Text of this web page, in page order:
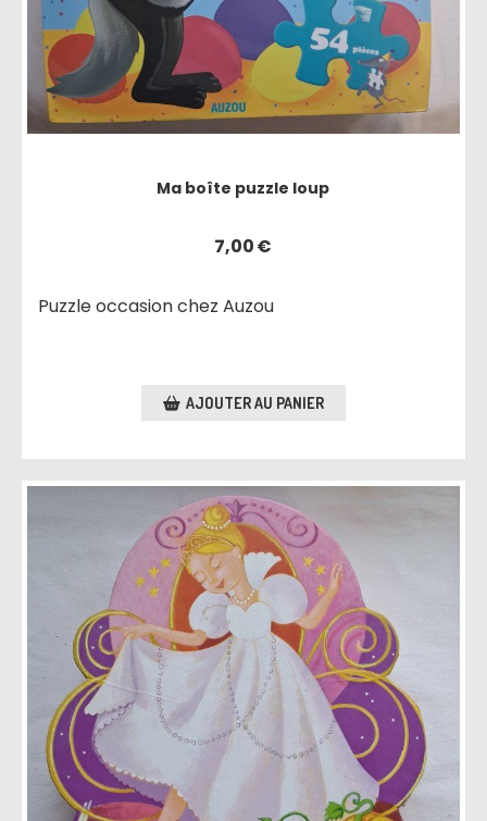
Ma boîte puzzle loup
7,00€
Puzzle occasion chez Auzou
AJOUTER AU PANIER